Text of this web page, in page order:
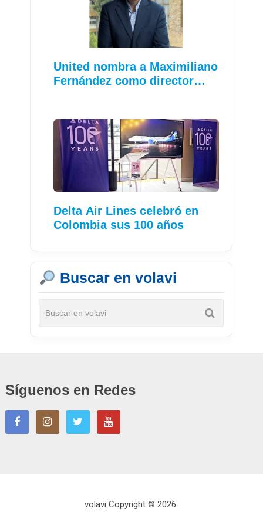
United nombra a Maximiliano
Fernández como director…
Delta Air Lines celebró en
Colombia sus 100 años
Buscar en volavi
Síguenos en Redes
volavi Copyright © 2026.